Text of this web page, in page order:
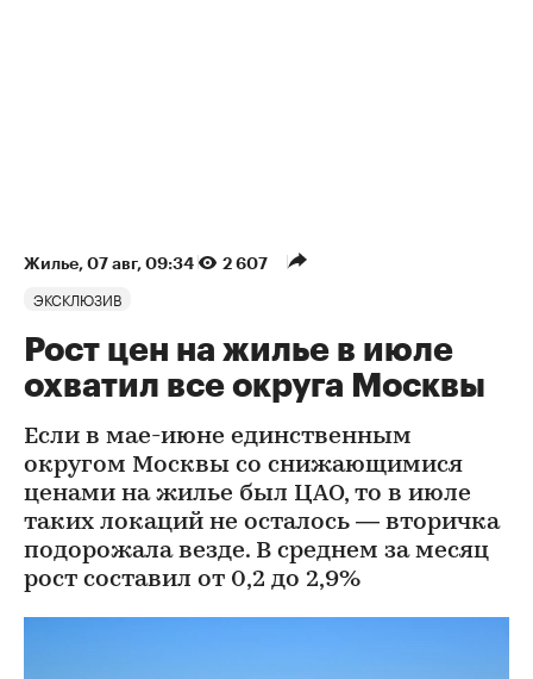
Жилье⁠, 07 авг, 09:34 2 607
ЭКСКЛЮЗИВ
Рост цен на жилье в июле
охватил все округа Москвы
Если в мае-июне единственным
округом Москвы со снижающимися
ценами на жилье был ЦАО, то в июле
таких локаций не осталось — вторичка
подорожала везде. В среднем за месяц
рост составил от 0,2 до 2,9%